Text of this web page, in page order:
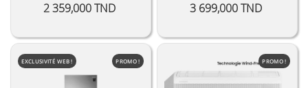
2 359,000 TND
3 699,000 TND
EXCLUSIVITÉ WEB ! PROMO ! PROMO !